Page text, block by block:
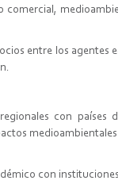
entre los agentes
con países
con